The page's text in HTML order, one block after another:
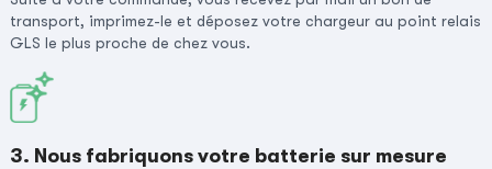
transport, imprimez-le et déposez votre chargeur au point relais
GLS le plus proche de chez vous.
3. Nous fabriquons votre batterie sur mesure